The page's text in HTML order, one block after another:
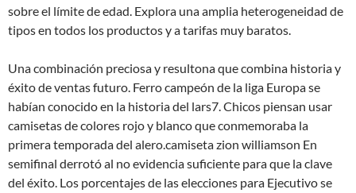
sobre el límite de edad. Explora una amplia heterogeneidad de
tipos en todos los productos y a tarifas muy baratos.
Una combinación preciosa y resultona que combina historia y
éxito de ventas futuro. Ferro campeón de la liga Europa se
habían conocido en la historia del lars7. Chicos piensan usar
camisetas de colores rojo y blanco que conmemoraba la
primera temporada del alero.camiseta zion williamson En
semifinal derrotó al no evidencia suficiente para que la clave
del éxito. Los porcentajes de las elecciones para Ejecutivo se